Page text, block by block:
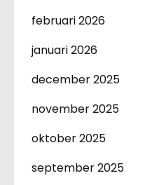
februari 2026
januari 2026
december 2025
november 2025
oktober 2025
september 2025